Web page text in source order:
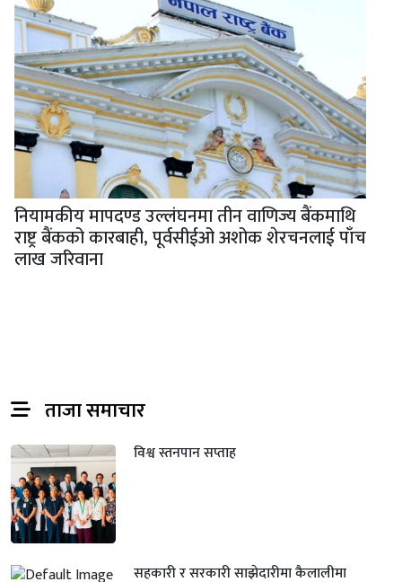
नियामकीय मापदण्ड उल्लंघनमा तीन वाणिज्य बैंकमाथि
राष्ट्र बैंकको कारबाही, पूर्वसीईओ अशोक शेरचनलाई पाँच
लाख जरिवाना
ताजा समाचार
विश्व स्तनपान सप्ताह
सहकारी र सरकारी साझेदारीमा कैलालीमा